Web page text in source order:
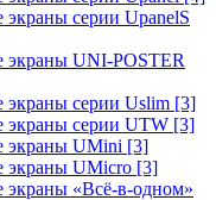
серии UpanelS
экраны UNI-POSTER
экраны серии Uslim [3]
экраны серии UTW [3]
экраны UMini [3]
экраны UMicro [3]
экраны «Всё-в-одном»